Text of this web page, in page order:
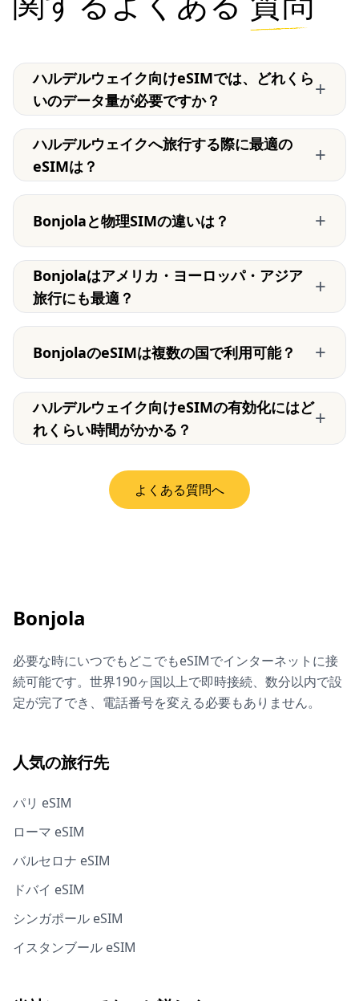
ハルデルウェイク向けeSIMでは、どれくら
いのデータ量が必要ですか？
+
ハルデルウェイクへ旅行する際に最適の
eSIMは？
+
Bonjolaと物理SIMの違いは？ +
Bonjolaはアメリカ・ヨーロッパ・アジア
旅行にも最適？
+
BonjolaのeSIMは複数の国で利用可能？ +
ハルデルウェイク向けeSIMの有効化にはど
れくらい時間がかかる？
+
よくある質問へ
Bonjola
必要な時にいつでもどこでもeSIMでインターネットに接
続可能です。世界190ヶ国以上で即時接続、数分以内で設
定が完了でき、電話番号を変える必要もありません。
人気の旅行先
パリ eSIM
ローマ eSIM
バルセロナ eSIM
ドバイ eSIM
シンガポール eSIM
イスタンブール eSIM